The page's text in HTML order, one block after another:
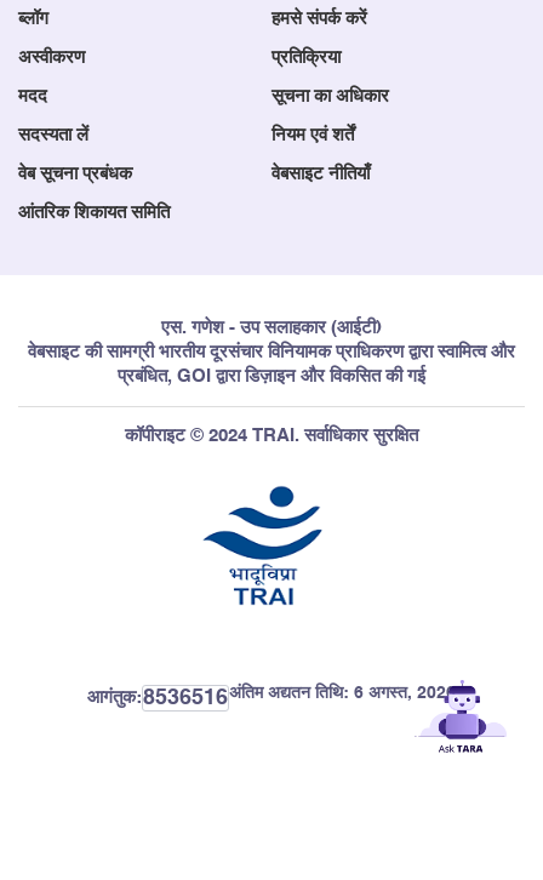
ब्लॉग हमसे संपर्क करें
अस्वीकरण प्रतिक्रिया
मदद सूचना का अधिकार
सदस्यता लें नियम एवं शर्तें
वेब सूचना प्रबंधक वेबसाइट नीतियाँ
आंतरिक शिकायत समिति
एस. गणेश - उप सलाहकार (आईटी)
वेबसाइट की सामग्री भारतीय दूरसंचार विनियामक प्राधिकरण द्वारा स्वामित्व और
प्रबंधित, GOI द्वारा डिज़ाइन और विकसित की गई
कॉपीराइट © 2024 TRAI. सर्वाधिकार सुरक्षित
आगंतुक:8536516अंतिम अद्यतन तिथि: 6 अगस्त, 2026